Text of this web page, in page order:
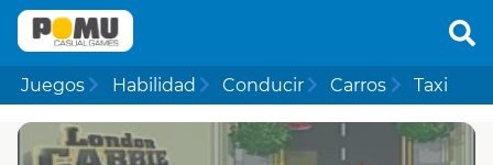
Juegos Habilidad Conducir Carros Taxi